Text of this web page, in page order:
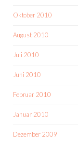
Oktober 2010
August 2010
Juli 2010
Juni 2010
Februar 2010
Januar 2010
Dezember 2009